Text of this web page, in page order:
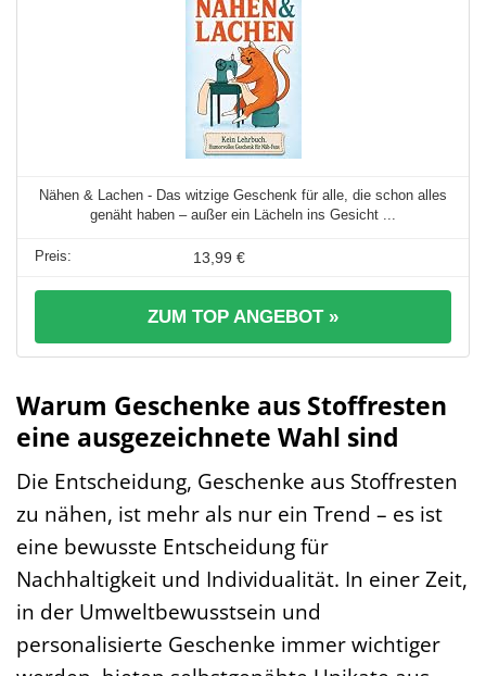
Nähen & Lachen - Das witzige Geschenk für alle, die schon alles
genäht haben – außer ein Lächeln ins Gesicht ...
13,99 €
ZUM TOP ANGEBOT »
Warum Geschenke aus Stoffresten
eine ausgezeichnete Wahl sind
Die Entscheidung, Geschenke aus Stoffresten
zu nähen, ist mehr als nur ein Trend – es ist
eine bewusste Entscheidung für
Nachhaltigkeit und Individualität. In einer Zeit,
in der Umweltbewusstsein und
personalisierte Geschenke immer wichtiger